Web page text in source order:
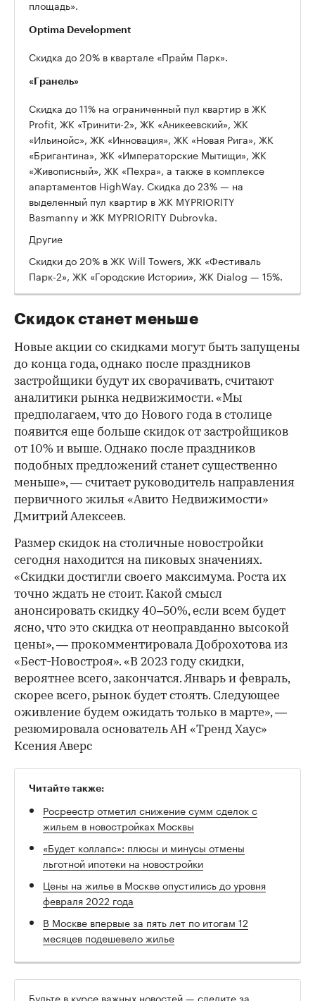
площадь».
Optima Development
Скидка до 20% в квартале «Прайм Парк».
«Гранель»
Скидка до 11% на ограниченный пул квартир в ЖК
Profit, ЖК «Тринити-2», ЖК «Аникеевский», ЖК
«Ильинойс», ЖК «Инновация», ЖК «Новая Рига», ЖК
«Бригантина», ЖК «Императорские Мытищи», ЖК
«Живописный», ЖК «Пехра», а также в комплексе
апартаментов HighWay. Скидка до 23% — на
выделенный пул квартир в ЖК MYPRIORITY
Basmanny и ЖК MYPRIORITY Dubrovka.
Другие
Скидки до 20% в ЖК Will Towers, ЖК «Фестиваль
Парк-2», ЖК «Городские Истории», ЖК Dialog — 15%.
Скидок станет меньше
Новые акции со скидками могут быть запущены
до конца года, однако после праздников
застройщики будут их сворачивать, считают
аналитики рынка недвижимости. «Мы
предполагаем, что до Нового года в столице
появится еще больше скидок от застройщиков
от 10% и выше. Однако после праздников
подобных предложений станет существенно
меньше», — считает руководитель направления
первичного жилья «Авито Недвижимости»
Дмитрий Алексеев.
Размер скидок на столичные новостройки
сегодня находится на пиковых значениях.
«Скидки достигли своего максимума. Роста их
точно ждать не стоит. Какой смысл
анонсировать скидку 40–50%, если всем будет
ясно, что это скидка от неоправданно высокой
цены», — прокомментировала Доброхотова из
«Бест-Новостроя». «В 2023 году скидки,
вероятнее всего, закончатся. Январь и февраль,
скорее всего, рынок будет стоять. Следующее
оживление будем ожидать только в марте», —
резюмировала основатель АН «Тренд Хаус»
Ксения Аверс
Читайте также:
Росреестр отметил снижение сумм сделок с
жильем в новостройках Москвы
«Будет коллапс»: плюсы и минусы отмены
льготной ипотеки на новостройки
Цены на жилье в Москве опустились до уровня
февраля 2022 года
В Москве впервые за пять лет по итогам 12
месяцев подешевело жилье
Будьте в курсе важных новостей — следите за